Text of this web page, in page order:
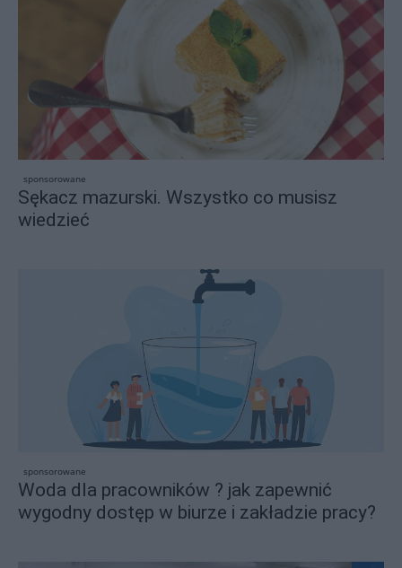
sponsorowane
Sękacz mazurski. Wszystko co musisz
wiedzieć
sponsorowane
Woda dla pracowników ? jak zapewnić
wygodny dostęp w biurze i zakładzie pracy?